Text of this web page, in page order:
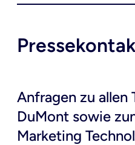
Anfragen zu allen
DuMont sowie
Marketing